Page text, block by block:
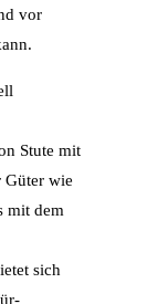
vor
Stute mit
Güter wie
mit dem
sich